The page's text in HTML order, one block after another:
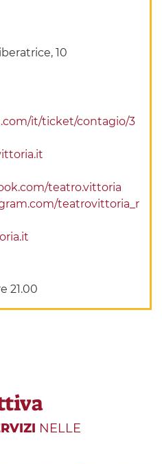
10
it/ticket/contagio/3
teatro.vittoria
teatrovittoria_r
21.00
NELLE